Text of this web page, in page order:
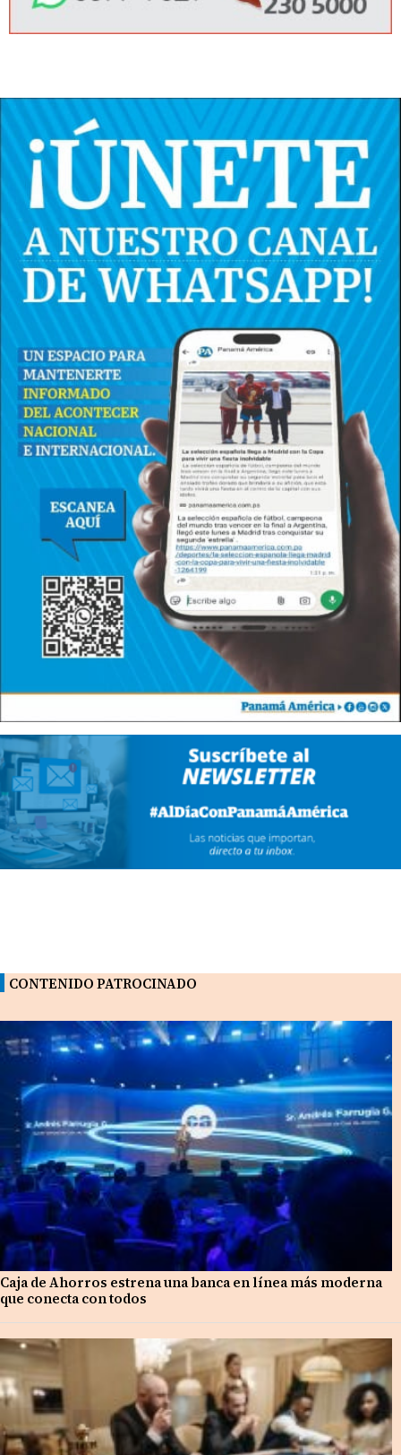
CONTENIDO PATROCINADO
Caja de Ahorros estrena una banca en línea más moderna
que conecta con todos